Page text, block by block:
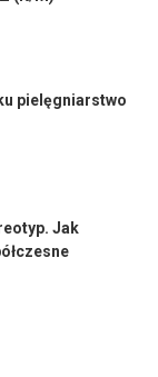
pielęgniarstwo
Jak